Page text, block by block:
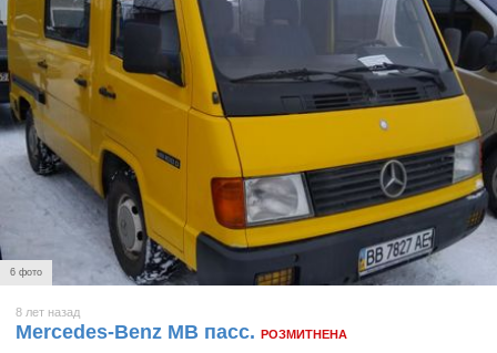
6 фото
8 лет назад
Mercedes-Benz MB пасс. РОЗМИТНЕНА